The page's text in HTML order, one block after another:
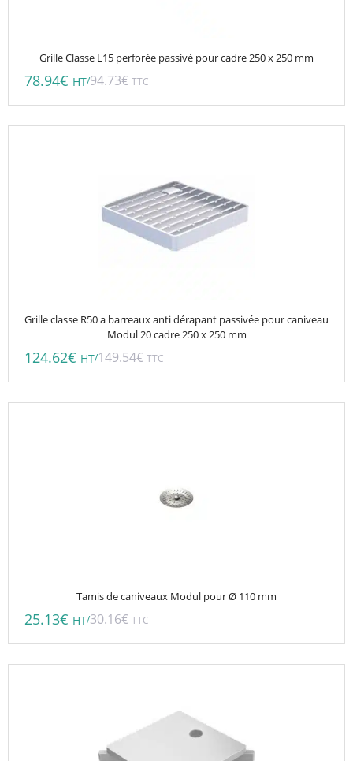
Grille Classe L15 perforée passivé pour cadre 250 x 250 mm
78.94€ HT/94.73€ TTC
Grille classe R50 a barreaux anti dérapant passivée pour caniveau
Modul 20 cadre 250 x 250 mm
124.62€ HT/149.54€ TTC
Tamis de caniveaux Modul pour Ø 110 mm
25.13€ HT/30.16€ TTC